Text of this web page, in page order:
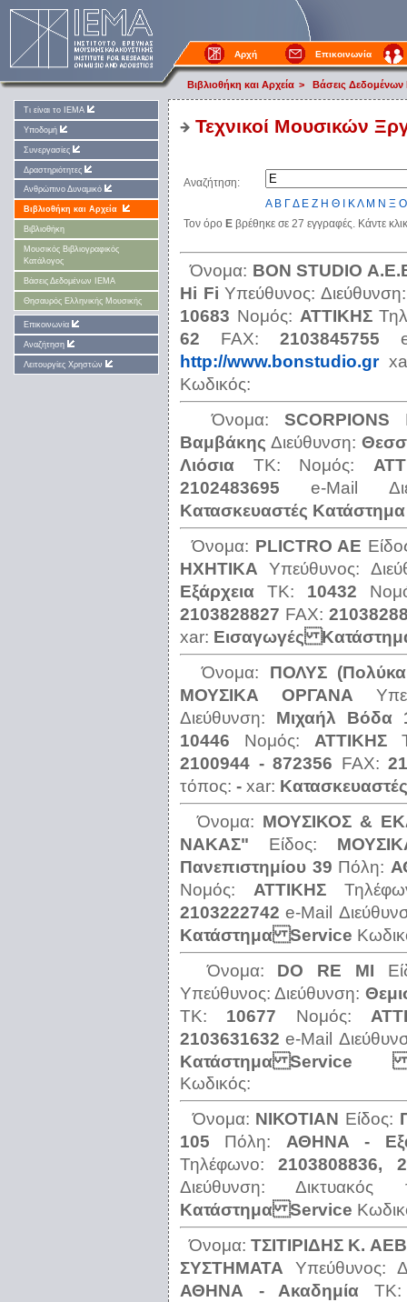
Αρχή Επικοινωνία
Βιβλιοθήκη και Αρχεία > Βάσεις Δεδομένων
Τι είναι το ΙΕΜΑ
Υποδομή
Συνεργασίες
Δραστηριότητες
Ανθρώπινο Δυναμικό
Βιβλιοθήκη και Αρχεία
Βιβλιοθήκη
Μουσικός Βιβλιογραφικός
Κατάλογος
Βάσεις Δεδομένων ΙΕΜΑ
Θησαυρός Ελληνικής Μουσικής
Επικοινωνία
Αναζήτηση
Λειτουργίες Χρηστών
Τεχνικοί Μουσικών
Αναζήτηση:
Α Β ΓΔ Ε Ζ Η Θ ΚΛ Μ Ν Ξ Ο
Τον όρο Ε βρέθηκε σε 27 εγγραφές. Κάντε
Όνομα: ΒΟΝ SΤUDΙΟ
Hi Fi Υπεύθυνος:
10683 Νομός: ΑΤΤΙΚΗΣ
62
FAX: 2103845755
http://www.bonstudio.gr
Κωδικός:
Όνομα: SCORPIONS
Βαμβάκης Διεύθυνση:
Λιόσια
ΤΚ: Νομός:
2102483695
e-Mail
Κατασκευαστές
Όνομα: PLICTRΟ ΑΕ
ΗΧΗΤΙΚΑ
Υπεύθυνος:
Εξάρχεια
ΤΚ: 10432
2103828827 FAX:
xar: Εισαγωγές
Όνομα: ΠΟΛΥΣ
ΜΟΥΣΙΚΑ ΟΡΓΑΝΑ
Διεύθυνση: Μιχαήλ Βόδα
10446
Νομός: ΑΤΤΙΚΗΣ
2100944 - 872356 FAX:
τόπος: - xar:
Όνομα: ΜΟΥΣΙΚΟΣ &
ΝΑΚΑΣ"
Είδος:
Πανεπιστημίου 39 Πόλη:
Νομός: ΑΤΤΙΚΗΣ
2103222742 e-Mail
Κατάστημα Service
Όνομα: DΟ RΕ ΜΙ
Υπεύθυνος:Διεύθυνση:
ΤΚ: 10677 Νομός:
2103631632 e-Mail
Κατάστημα Service
Κωδικός:
Όνομα: ΝΙΚΟΤΙΑΝ Είδος:
105
Πόλη: ΑΘΗΝΑ -
Τηλέφωνο:2103808836,
Διεύθυνση:
Κατάστημα Service
Όνομα:ΤΣΙΤΙΡΙΔΗΣ Κ.
ΣΥΣΤΗΜΑΤΑ
Υπεύθυνος:
ΑΘΗΝΑ - Ακαδημία